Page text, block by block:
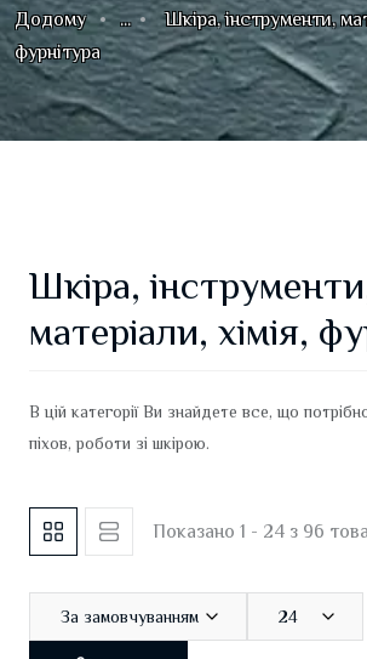
Додому ...
Шкіра, інструменти,
фурнітура
Шкіра,
матеріали, хімія,
В цій категорії Ви знайдете все, що
піхов, роботи зі шкірою.
Показано 1 - 24 з 96
За замовчуванням 24